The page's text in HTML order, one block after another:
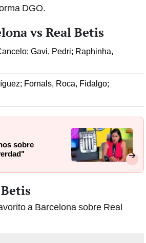
DGO.
vs Real Betis
Gavi, Pedri; Raphinha,
Fornals, Roca, Fidalgo;
sobre
a Barcelona sobre Real